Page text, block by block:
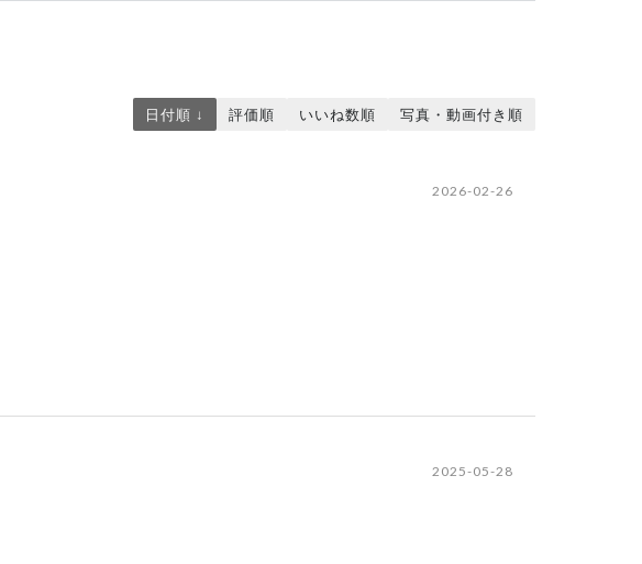
日付順 ↓ 評価順 いいね数順 写真・動画付き順
2026-02-26
2025-05-28